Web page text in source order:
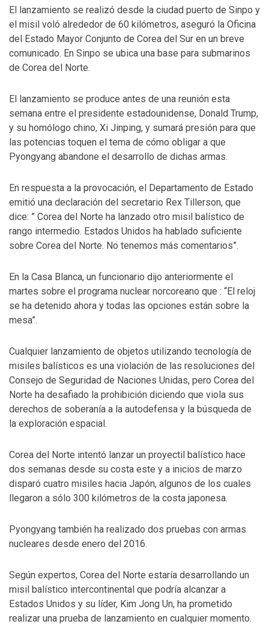
El lanzamiento se realizó desde la ciudad puerto de Sinpo y
el misil voló alrededor de 60 kilómetros, aseguró la Oficina
del Estado Mayor Conjunto de Corea del Sur en un breve
comunicado. En Sinpo se ubica una base para submarinos
de Corea del Norte.
El lanzamiento se produce antes de una reunión esta
semana entre el presidente estadounidense, Donald Trump,
y su homólogo chino, Xi Jinping, y sumará presión para que
las potencias toquen el tema de cómo obligar a que
Pyongyang abandone el desarrollo de dichas armas.
En respuesta a la provocación, el Departamento de Estado
emitió una declaración del secretario Rex Tillerson, que
dice: ” Corea del Norte ha lanzado otro misil balístico de
rango intermedio. Estados Unidos ha hablado suficiente
sobre Corea del Norte. No tenemos más comentarios”.
En la Casa Blanca, un funcionario dijo anteriormente el
martes sobre el programa nuclear norcoreano que : “El reloj
se ha detenido ahora y todas las opciones están sobre la
mesa”.
Cualquier lanzamiento de objetos utilizando tecnología de
misiles balísticos es una violación de las resoluciones del
Consejo de Seguridad de Naciones Unidas, pero Corea del
Norte ha desafiado la prohibición diciendo que viola sus
derechos de soberanía a la autodefensa y la búsqueda de
la exploración espacial.
Corea del Norte intentó lanzar un proyectil balístico hace
dos semanas desde su costa este y a inicios de marzo
disparó cuatro misiles hacia Japón, algunos de los cuales
llegaron a sólo 300 kilómetros de la costa japonesa.
Pyongyang también ha realizado dos pruebas con armas
nucleares desde enero del 2016.
Según expertos, Corea del Norte estaría desarrollando un
misil balístico intercontinental que podría alcanzar a
Estados Unidos y su líder, Kim Jong Un, ha prometido
realizar una prueba de lanzamiento en cualquier momento.